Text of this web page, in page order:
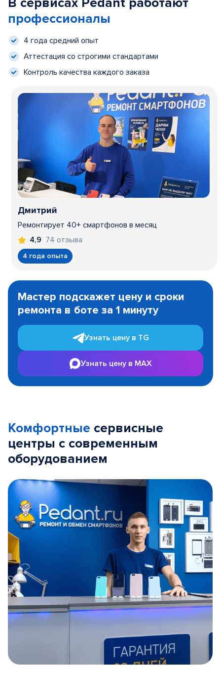
профессионалы
4 года средний опыт
Аттестация со строгими стандартами
Контроль качества каждого заказа
Дмитрий
Ремонтирует 40+ смартфонов в месяц
4,9 74 отзыва
4 года опыта
1
Мастер подскажет цену и сроки
ремонта в боте за 1 минуту
Узнать цену в TG
Узнать цену в MAX
Комфортные сервисные
центры с современным
оборудованием